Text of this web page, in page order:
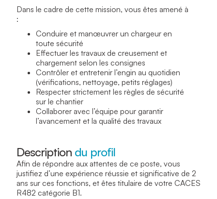
Dans le cadre de cette mission, vous êtes amené à
:
Conduire et manœuvrer un chargeur en
toute sécurité
Effectuer les travaux de creusement et
chargement selon les consignes
Contrôler et entretenir l’engin au quotidien
(vérifications, nettoyage, petits réglages)
Respecter strictement les règles de sécurité
sur le chantier
Collaborer avec l’équipe pour garantir
l’avancement et la qualité des travaux
Description du profil
Afin de répondre aux attentes de ce poste, vous
justifiez d’une expérience réussie et significative de 2
ans sur ces fonctions, et êtes titulaire de votre CACES
R482 catégorie B1.